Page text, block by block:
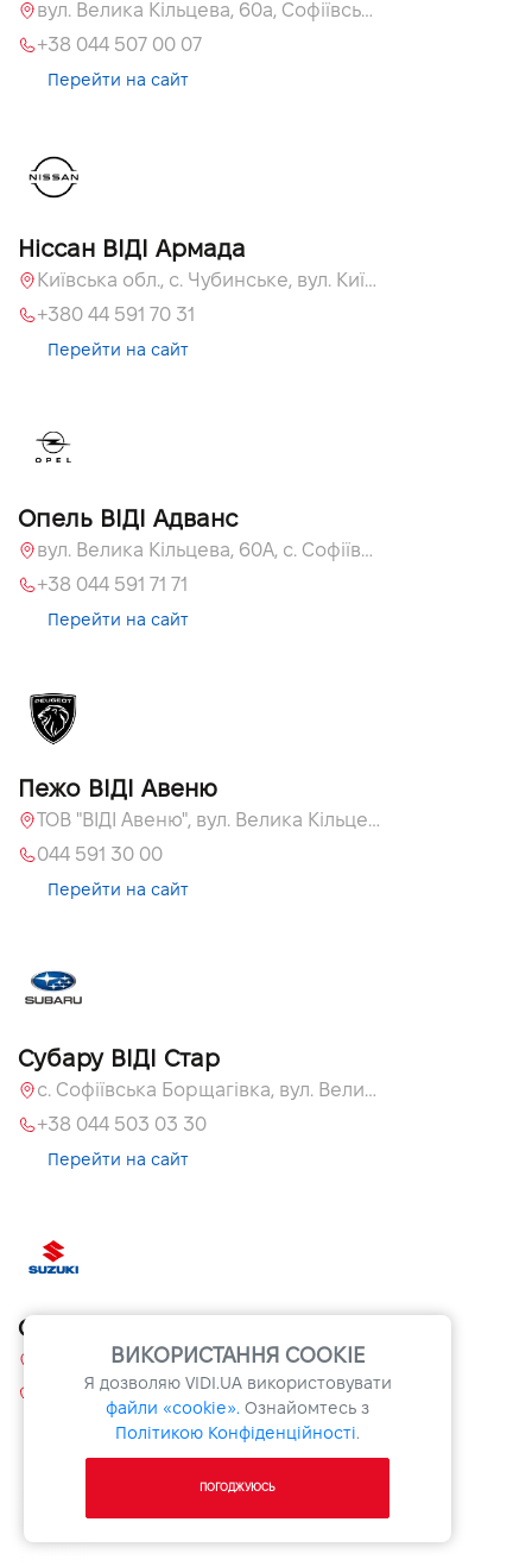
вул. Велика Кільцева, 60а, Софіївська Борщагівка, Київська обл.
+38 044 507 00 07
Перейти на сайт
Ніссан ВІДІ Армада
Київська обл., c. Чубинське, вул. Київська, 55
+380 44 591 70 31
Перейти на сайт
Опель ВІДІ Адванс
вул. Велика Кільцева, 60А, с. Софіївська Борщагівка
+38 044 591 71 71
Перейти на сайт
Пежо ВІДІ Авеню
ТОВ "ВІДІ Авеню", вул. Велика Кільцева, 60, с. Софіївська Борщагівка
044 591 30 00
Перейти на сайт
Субару ВІДІ Стар
с. Софіївська Борщагівка, вул. Велика Кільцева, 60 А
+38 044 503 03 30
Перейти на сайт
Сузукі ВІДІ Гранд
08131, Київська обл., с. Софіївська Борщагівка, вул. Велика Кільцева, 60
+38 044 503 33 06
Перейти на сайт
ВИКОРИСТАННЯ COOKIE
Я дозволяю VIDI.UAвикористовувати
файли «cookie». Ознайомтесь з
Політикою Конфіденційності.
ПОГОДЖУЮСЬ